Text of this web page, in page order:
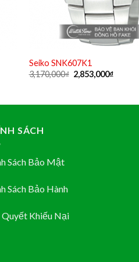
Seiko SNK607K1
3,170,000₫ Original
price
2,853,000₫Current
SÁCH
Sách Bảo Mật
Sách Bảo Hành
Khiếu Nại